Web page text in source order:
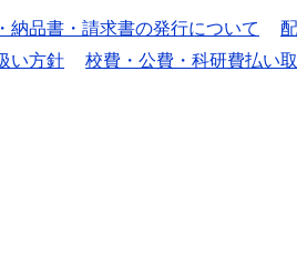
納品書・請求書の発行について
い方針 校費・公費・科研費払い